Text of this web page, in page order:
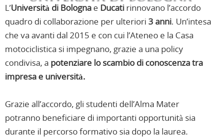
L’Università di Bologna e Ducati rinnovano l’accordo
quadro di collaborazione per ulteriori 3 anni. Un’intesa
che va avanti dal 2015 e con cui l’Ateneo e la Casa
motociclistica si impegnano, grazie a una policy
condivisa, a potenziare lo scambio di conoscenza tra
impresa e università.
Grazie all’accordo, gli studenti dell’Alma Mater
potranno beneficiare di importanti opportunità sia
durante il percorso formativo sia dopo la laurea.